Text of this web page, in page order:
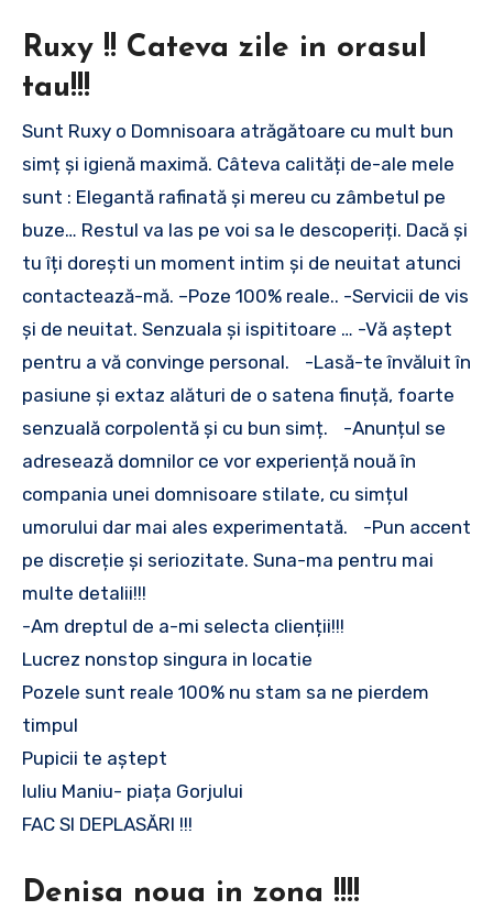
Ruxy !! Cateva zile in orasul
tau!!!
Sunt Ruxy o Domnisoara atrăgătoare cu mult bun
simț și igienă maximă. Câteva calități de-ale mele
sunt : Elegantă rafinată și mereu cu zâmbetul pe
buze… Restul va las pe voi sa le descoperiți. Dacă și
tu îți dorești un moment intim și de neuitat atunci
contactează-mă. –Poze 100% reale.. -Servicii de vis
și de neuitat. Senzuala și ispititoare … -Vă aștept
pentru a vă convinge personal. -Lasă-te învăluit în
pasiune și extaz alături de o satena finuță, foarte
senzuală corpolentă și cu bun simț. -Anunțul se
adresează domnilor ce vor experiență nouă în
compania unei domnisoare stilate, cu simțul
umorului dar mai ales experimentată. -Pun accent
pe discreție și seriozitate. Suna-ma pentru mai
multe detalii!!!
-Am dreptul de a-mi selecta clienții!!!
Lucrez nonstop singura in locatie
Pozele sunt reale 100% nu stam sa ne pierdem
timpul
Pupicii te aștept
Iuliu Maniu- piața Gorjului
FAC SI DEPLASĂRI !!!
Denisa noua in zona !!!!